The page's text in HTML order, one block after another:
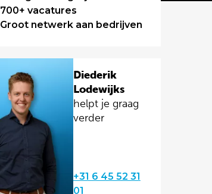
700+ vacatures
Groot netwerk aan bedrijven
Diederik
Lodewijks
helpt je graag
verder
+31 6 45 52 31
01